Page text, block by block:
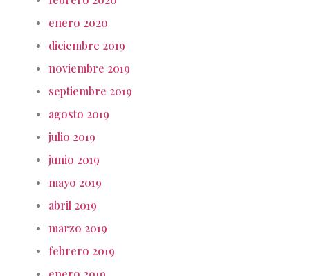
enero 2020
diciembre 2019
noviembre 2019
septiembre 2019
agosto 2019
julio 2019
junio 2019
mayo 2019
abril 2019
marzo 2019
febrero 2019